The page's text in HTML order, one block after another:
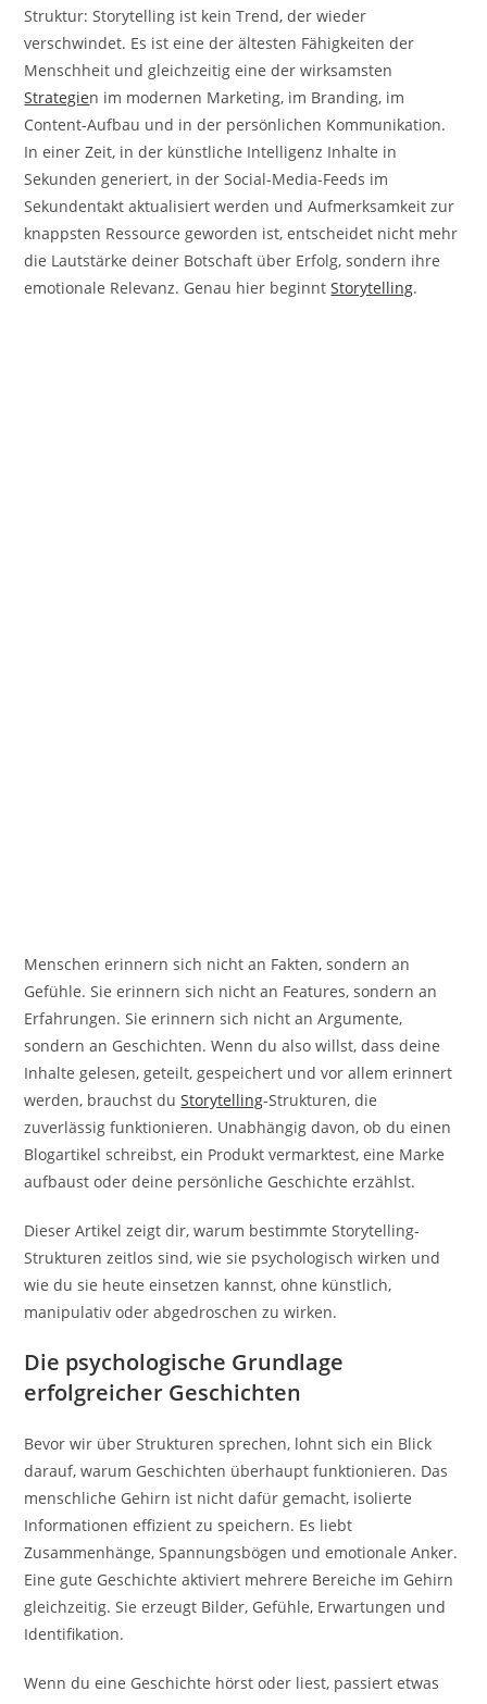
Struktur: Storytelling ist kein Trend, der wieder
verschwindet. Es ist eine der ältesten Fähigkeiten der
Menschheit und gleichzeitig eine der wirksamsten
Strategien im modernen Marketing, im Branding, im
Content-Aufbau und in der persönlichen Kommunikation.
In einer Zeit, in der künstliche Intelligenz Inhalte in
Sekunden generiert, in der Social-Media-Feeds im
Sekundentakt aktualisiert werden und Aufmerksamkeit zur
knappsten Ressource geworden ist, entscheidet nicht mehr
die Lautstärke deiner Botschaft über Erfolg, sondern ihre
emotionale Relevanz. Genau hier beginntStorytelling.
Menschen erinnern sich nicht an Fakten, sondern an
Gefühle. Sie erinnern sich nicht an Features, sondern an
Erfahrungen. Sie erinnern sich nicht an Argumente,
sondern an Geschichten. Wenn du also willst, dass deine
Inhalte gelesen, geteilt, gespeichert und vor allem erinnert
werden, brauchst duStorytelling-Strukturen, die
zuverlässig funktionieren. Unabhängig davon, ob du einen
Blogartikel schreibst, ein Produkt vermarktest, eine Marke
aufbaust oder deine persönliche Geschichte erzählst.
Dieser Artikel zeigt dir, warum bestimmte Storytelling-
Strukturen zeitlos sind, wie sie psychologisch wirken und
wie du sie heute einsetzen kannst, ohne künstlich,
manipulativ oder abgedroschen zu wirken.
Die psychologische Grundlage
erfolgreicher Geschichten
Bevor wir über Strukturen sprechen, lohnt sich ein Blick
darauf, warum Geschichten überhaupt funktionieren. Das
menschliche Gehirn ist nicht dafür gemacht, isolierte
Informationen effizient zu speichern. Es liebt
Zusammenhänge, Spannungsbögen und emotionale Anker.
Eine gute Geschichte aktiviert mehrere Bereiche im Gehirn
gleichzeitig. Sie erzeugt Bilder, Gefühle, Erwartungen und
Identifikation.
Wenn du eine Geschichte hörst oder liest, passiert etwas